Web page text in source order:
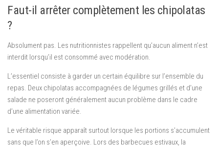
Faut-il arrêter complètement les chipolatas
?
Absolument pas. Les nutritionnistes rappellent qu’aucun aliment n’est
interdit lorsqu’il est consommé avec modération.
L’essentiel consiste à garder un certain équilibre sur l’ensemble du
repas. Deux chipolatas accompagnées de légumes grillés et d’une
salade ne poseront généralement aucun problème dans le cadre
d’une alimentation variée.
Le véritable risque apparaît surtout lorsque les portions s’accumulent
sans que l’on s’en aperçoive. Lors des barbecues estivaux, la